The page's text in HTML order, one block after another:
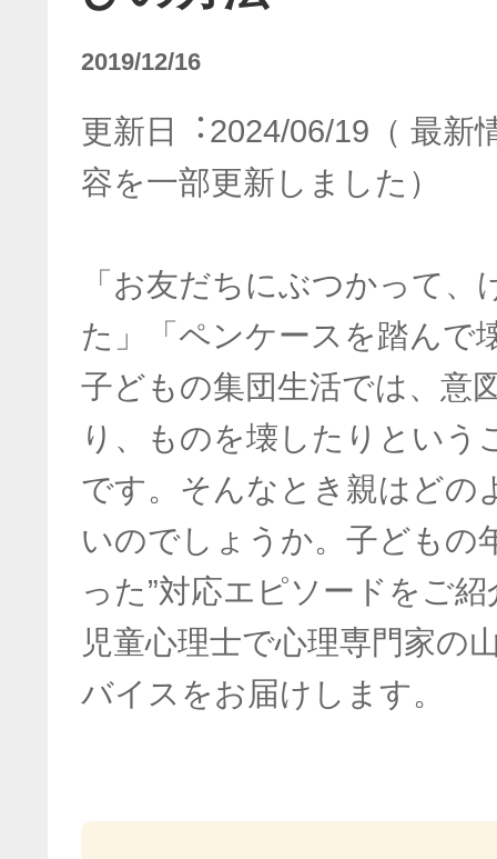
2019/12/16
更新⽇︓2024/06/19（ 最新
容を一部更新しました）
「お友だちにぶつかって
た」「ペンケースを踏んで
子どもの集団生活では、意
り、ものを壊したりという
です。そんなとき親はどの
いのでしょうか。子どもの
った”対応エピソードをご
児童心理士で心理専門家の
バイスをお届けします。